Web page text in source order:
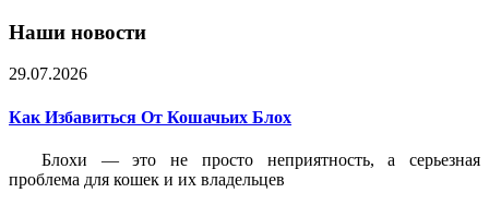
Наши новости
29.07.2026
Как Избавиться От Кошачьих Блох
Блохи — это не просто неприятность, а серьезная
проблема для кошек и их владельцев